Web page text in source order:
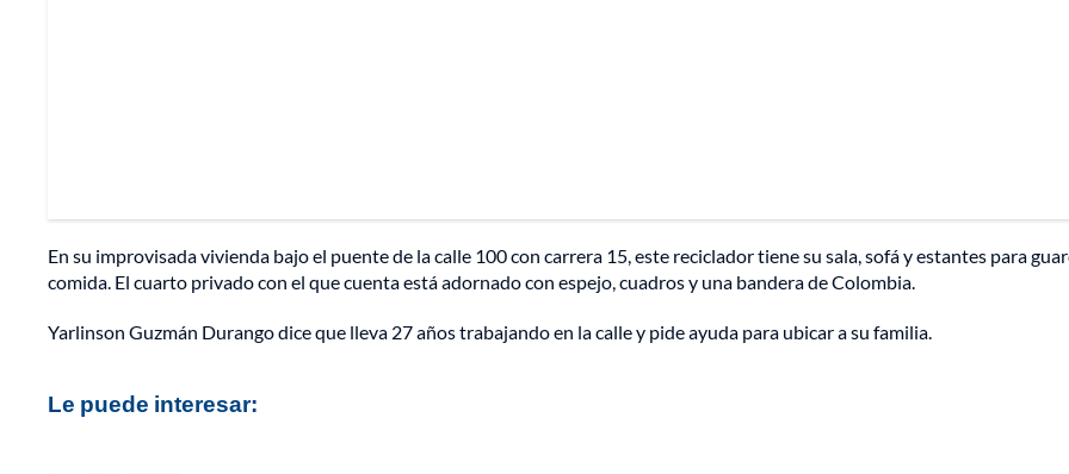
En su improvisada vivienda bajo el puente de la calle 100 con carrera 15, este reciclador tiene su sala, sofá y estantes para
comida. El cuarto privado con el que cuenta está adornado con espejo, cuadros y una bandera de Colombia.
Yarlinson Guzmán Durango dice que lleva 27 años trabajando en la calle y pide ayuda para ubicar a su familia.
Le puede interesar: